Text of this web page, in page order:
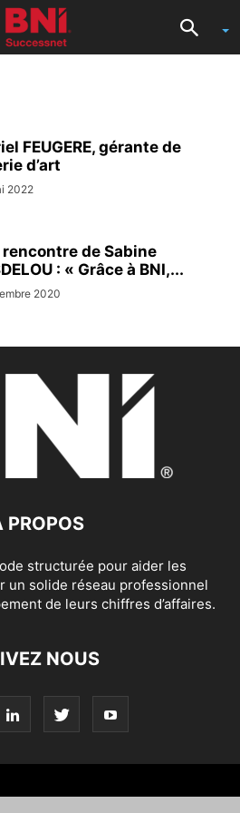
FEUGERE, gérante de
d’art
2022
rencontre de Sabine
: « Grâce à BNI,...
2020
PROPOS
structurée pour aider les
un solide réseau professionnel
de leurs chiffres d’affaires.
NOUS